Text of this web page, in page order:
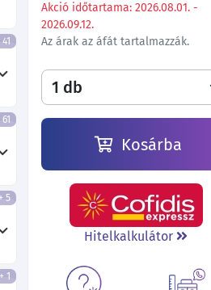
46 810 Ft 41 230 Ft
5
+ 1
Akció időtartama: 2026.08.01. -
2026.09.12.
Az árak az áfát tartalmazzák.
Kosárba
Hitelkalkulátor